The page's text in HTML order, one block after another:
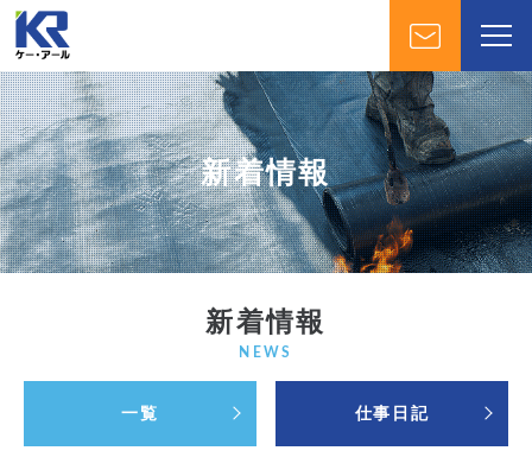
新着情報
新着情報
NEWS
一覧 仕事日記